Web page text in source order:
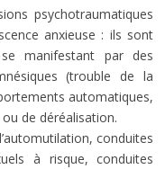
psychotraumatiques
anxieuse : ils sont
manifestant par des
(trouble de la
automatiques,
de déréalisation.
conduites
à risque, conduites